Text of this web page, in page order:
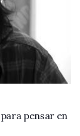
pensar en